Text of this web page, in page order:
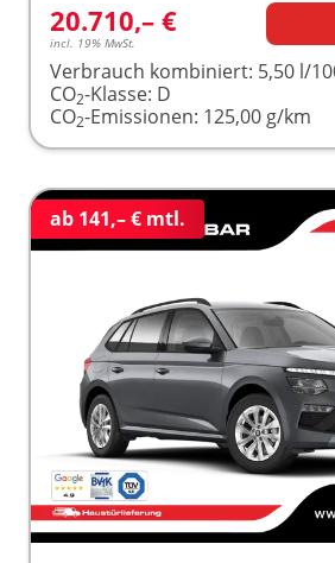
20.710,– €
incl. 19% MwSt.
Verbrauch kombiniert: 5,50 l/
CO2-Klasse: D
CO2-Emissionen: 125,00 g/km
ab 141,– € mtl.